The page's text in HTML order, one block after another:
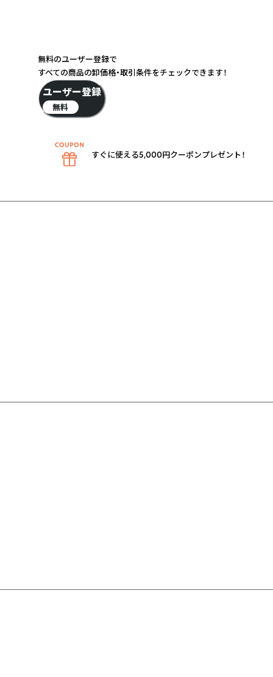
無料のユーザー登録で
すべての商品の卸価格・取引条件をチェックできます！
ユーザー登録
無料
すぐに使える5,000円クーポンプレゼント！